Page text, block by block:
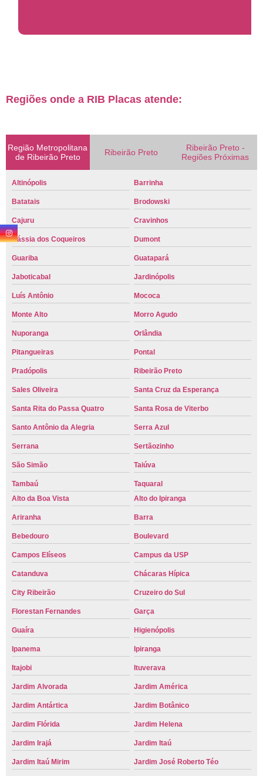
Regiões onde a RIB Placas atende:
Região Metropolitana
de Ribeirão Preto
Ribeirão Preto
Ribeirão Preto -
Regiões Próximas
Altinópolis Barrinha
Batatais Brodowski
Cajuru Cravinhos
Cássia dos Coqueiros Dumont
Guariba Guatapará
Jaboticabal Jardinópolis
Luís Antônio Mococa
Monte Alto Morro Agudo
Nuporanga Orlândia
Pitangueiras Pontal
Pradópolis Ribeirão Preto
Sales Oliveira Santa Cruz da Esperança
Santa Rita do Passa Quatro Santa Rosa de Viterbo
Santo Antônio da Alegria Serra Azul
Serrana Sertãozinho
São Simão Taiúva
Tambaú
Taquaral
Alto da Boa Vista
Alto do Ipiranga
Ariranha Barra
Bebedouro Boulevard
Campos Elíseos Campus da USP
Catanduva Chácaras Hípica
City Ribeirão Cruzeiro do Sul
Florestan Fernandes Garça
Guaíra Higienópolis
Ipanema Ipiranga
Itajobi Ituverava
Jardim Alvorada Jardim América
Jardim Antártica Jardim Botânico
Jardim Flórida Jardim Helena
Jardim Irajá Jardim Itaú
Jardim Itaú Mirim Jardim José Roberto Téo